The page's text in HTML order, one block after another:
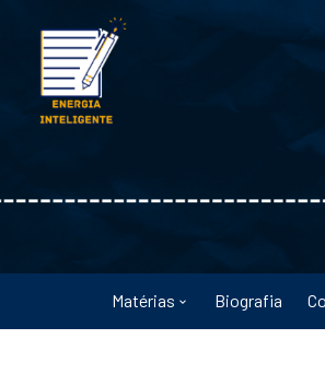
conteúdo
Matérias Biografia